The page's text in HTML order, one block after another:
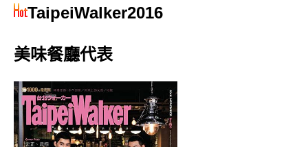
TaipeiWalker2016
美味餐廳代表